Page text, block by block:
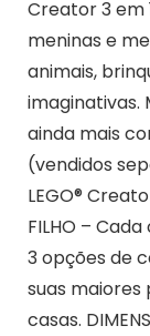
Creator 3 em
meninas e
animais,
imaginativas.
ainda mais
(vendidos
LEGO®
FILHO –
3 opções de
suas maiores
casas.